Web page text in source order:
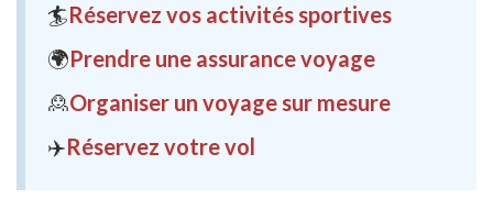
🏄Réservez vos activités sportives
🌍Prendre une assurance voyage
🙎Organiser un voyage sur mesure
✈️Réservez votre vol